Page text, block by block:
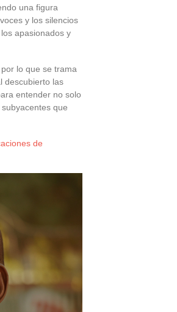
una figura
y los silencios
apasionados y
lo que se trama
descubierto las
entender no solo
que
de